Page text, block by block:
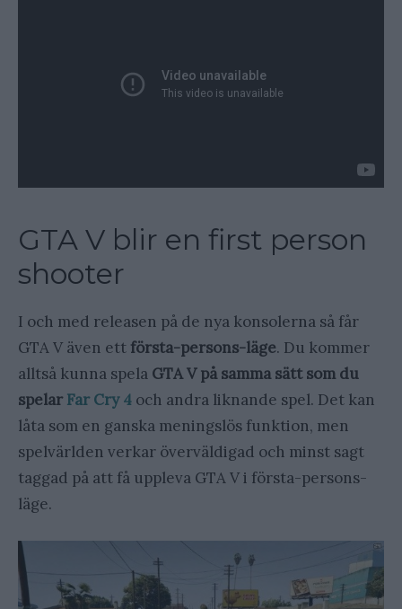
GTA V blir en first person
shooter
I och med releasen på de nya konsolerna så får
GTA V även ett första-persons-läge. Du kommer
alltså kunna spela GTA V på samma sätt som du
spelarFar Cry 4 och andra liknande spel. Det kan
låta som en ganska meningslös funktion, men
spelvärlden verkar överväldigad och minst sagt
taggad på att få uppleva GTA V i första-persons-
läge.